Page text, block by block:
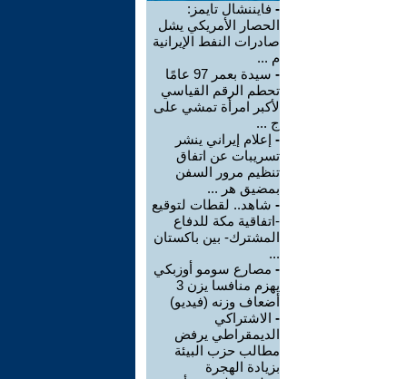
- فايننشال تايمز:
الحصار الأمريكي يشل
صادرات النفط الإيرانية
م ...
-
سيدة بعمر 97 عامًا
تحطم الرقم القياسي
لأكبر امرأة تمشي على
ج ...
- إعلام إيراني ينشر
تسريبات عن اتفاق
تنظيم مرور السفن
بمضيق هر ...
- شاهد.. لقطات لتوقيع
-اتفاقية مكة للدفاع
المشترك- بين باكستان
...
- مصارع سومو أوزبكي
يهزم منافسا يزن 3
أضعاف وزنه (فيديو)
- الاشتراكي
الديمقراطي يرفض
مطالب حزب البيئة
بزيادة الهجرة